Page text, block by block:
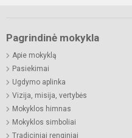
Pagrindinė mokykla
Apie mokyklą
Pasiekimai
Ugdymo aplinka
Vizija, misija, vertybės
Mokyklos himnas
Mokyklos simboliai
Tradiciniai renginiai